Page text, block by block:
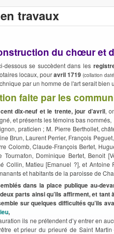
travaux
du chœur et
dessous se succèdent dans les
locaux, pouravril 1719 (collation
par un homme de l'art serait bien
faite par les
dix-neuf et le trente, jour d’avril,
et présents les témoins bas nommés,
praticien ; M. Pierre Berthollet,
Brun, Laurent Perrier, François
Colomb, Claude-François Bertet,
Tournafon, Dominique Bertet, Benoit
Collin, Matieu [Emanuel ?], et
et habitants de la paroisse de
dans la place publique au-
parts ainsi qu’ils affirment, et
sur quelques difficultés qu’ils
,
ils ne prétendent d’y entrer en
et prieur du prieuré de Saint